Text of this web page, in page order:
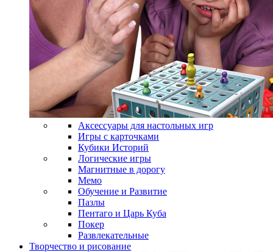
Аксессуары для настольных игр
Игры с карточками
Кубики Историй
Логические игры
Магнитные в дорогу
Мемо
Обучение и Развитие
Пазлы
Пентаго и Царь Куба
Покер
Развлекательные
Творчество и рисование